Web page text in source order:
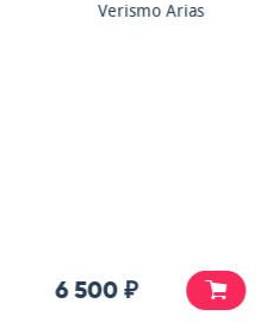
The Four
5 000 ₽